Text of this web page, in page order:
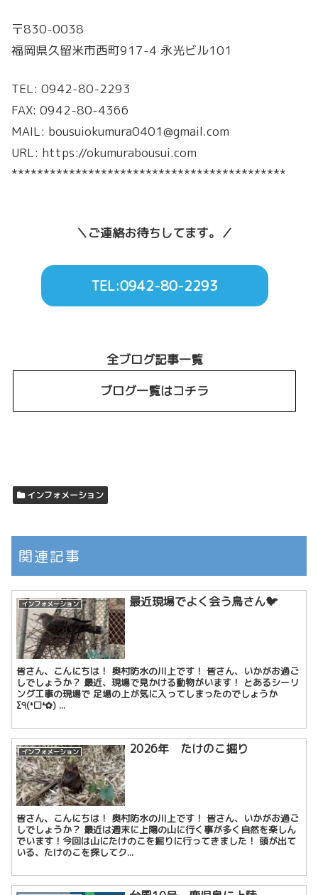
〒830-0038
福岡県久留米市西町917-4 永光ビル101
TEL: 0942-80-2293
FAX: 0942-80-4366
MAIL: bousuiokumura0401@gmail.com
URL: https://okumurabousui.com
*******************************************
＼ご連絡お待ちしてます。／
TEL:0942-80-2293
全ブログ記事一覧
ブログ一覧はコチラ
インフォメーション
関連記事
インフォメーション 最近現場でよく会う鳥さん🐦
皆さん、こんにちは！ 奥村防水の川上です！ 皆さん、いかがお過ご
しでしょうか？ 最近、現場で見かける動物がいます！ とあるシーリ
ング工事の現場で 足場の上が気に入ってしまったのでしょうか
Σ੧(❛□❛✿) ...
インフォメーション 2026年 たけのこ掘り
皆さん、こんにちは！ 奥村防水の川上です！ 皆さん、いかがお過ご
しでしょうか？ 最近は週末に上陽の山に行く事が多く自然を楽しん
でいます！今回は山にたけのこを掘りに行ってきました！ 頭が出て
いる、たけのこを探してク...